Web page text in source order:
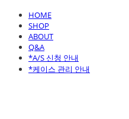
HOME
SHOP
ABOUT
Q&A
*A/S 신청 안내
*케이스 관리 안내